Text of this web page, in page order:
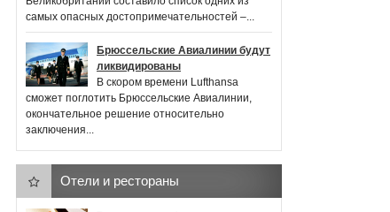
самых опасных достопримечательностей –...
Брюссельские Авиалинии будут
ликвидированы
В скором времени Lufthansa
сможет поглотить Брюссельские Авиалинии,
окончательное решение относительно
заключения...
Отели и рестораны